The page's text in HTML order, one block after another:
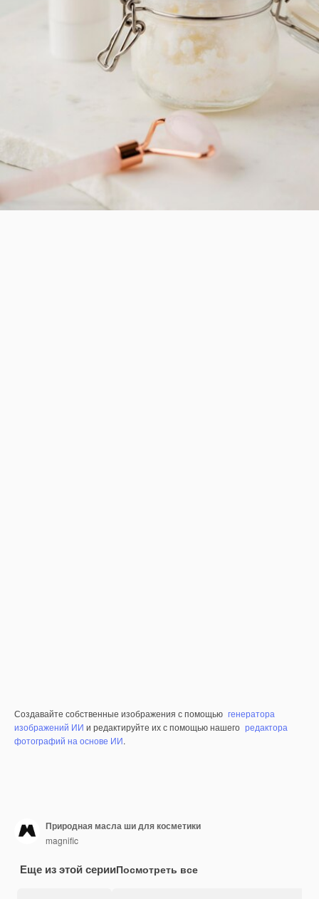
Создавайте собственные изображения с помощью генератора
изображений ИИ и редактируйте их с помощью нашего редактора
фотографий на основе ИИ.
Природная масла ши для косметики
magnific
Еще из этой серииПосмотреть все